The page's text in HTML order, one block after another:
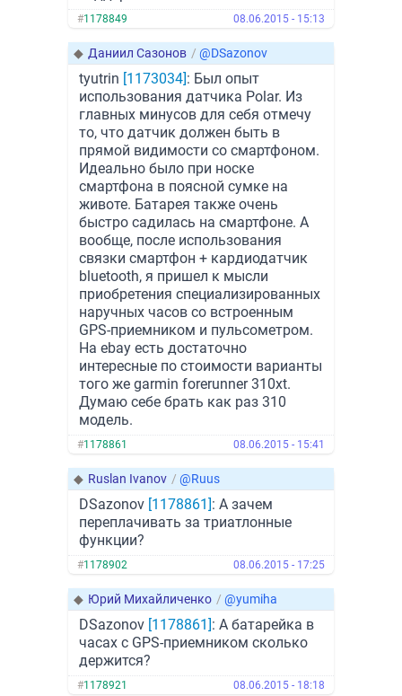
#1178849 08.06.2015 - 15:13
◆ Даниил Cазонов / @DSazonov
tyutrin [1173034]: Был опыт
использования датчика Polar. Из
главных минусов для себя отмечу
то, что датчик должен быть в
прямой видимости со смартфоном.
Идеально было при носке
смартфона в поясной сумке на
животе. Батарея также очень
быстро садилась на смартфоне. А
вообще, после использования
связки смартфон + кардиодатчик
bluetooth, я пришел к мысли
приобретения специализированных
наручных часов со встроенным
GPS-приемником и пульсометром.
На ebay есть достаточно
интересные по стоимости варианты
того же garmin forerunner 310xt.
Думаю себе брать как раз 310
модель.
#1178861 08.06.2015 - 15:41
◆ Ruslan Ivanov / @Ruus
DSazonov [1178861]: А зачем
переплачивать за триатлонные
функции?
#1178902 08.06.2015 - 17:25
◆ Юрий Михайличенко / @yumiha
DSazonov [1178861]: А батарейка в
часах с GPS-приемником сколько
держится?
#1178921 08.06.2015 - 18:18